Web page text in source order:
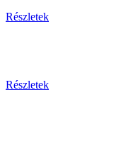
Részletek
Részletek